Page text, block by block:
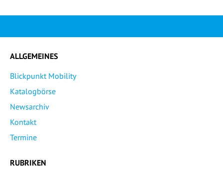
ALLGEMEINES
Blickpunkt Mobility
Katalogbörse
Newsarchiv
Kontakt
Termine
RUBRIKEN